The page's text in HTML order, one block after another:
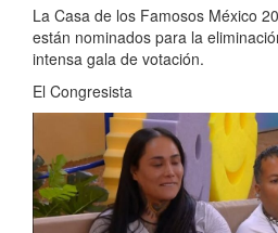
La Casa de los Famosos México
están nominados para la
intensa gala de votación.
El Congresista